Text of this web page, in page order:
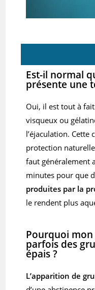
Est-il normal
présente une
Oui, il est tout à
visqueux ou
l’éjaculation. Cette
protection
faut généralement
minutes pour que
produites par la
le rendent plus
Pourquoi
parfois des
épais ?
L’apparition de